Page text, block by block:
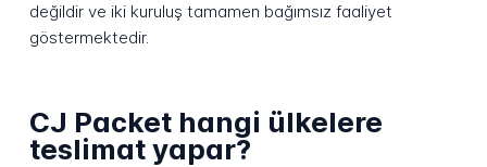
değildir ve iki kuruluş tamamen bağımsız faaliyet
göstermektedir.
CJ Packet hangi ülkelere
teslimat yapar?